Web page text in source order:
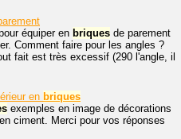
équiper en briques de parement
Comment faire pour les angles ?
fait est très excessif (290 l'angle, il
en briques
exemples en image de décorations
ciment. Merci pour vos réponses